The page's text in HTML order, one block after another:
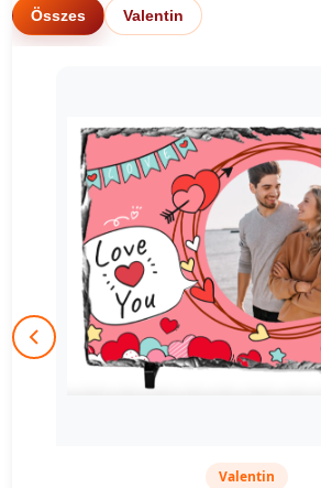
Összes Valentin
Valentin